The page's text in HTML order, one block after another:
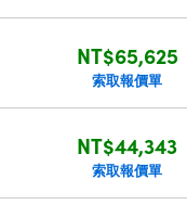
NT$65,625
索取報價單
NT$44,343
索取報價單